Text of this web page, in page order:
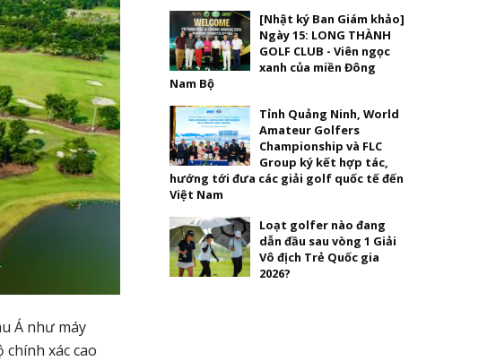
Á như máy
xác cao
[Nhật ký Ban Giám khảo]
Ngày 15: LONG THÀNH
GOLF CLUB - Viên ngọc
xanh của miền Đông
Nam Bộ
Tỉnh Quảng Ninh, World
Amateur Golfers
Championship và FLC
Group ký kết hợp tác,
hướng tới đưa các giải golf quốc tế đến
Việt Nam
Loạt golfer nào đang
dẫn đầu sau vòng 1 Giải
Vô địch Trẻ Quốc gia
2026?